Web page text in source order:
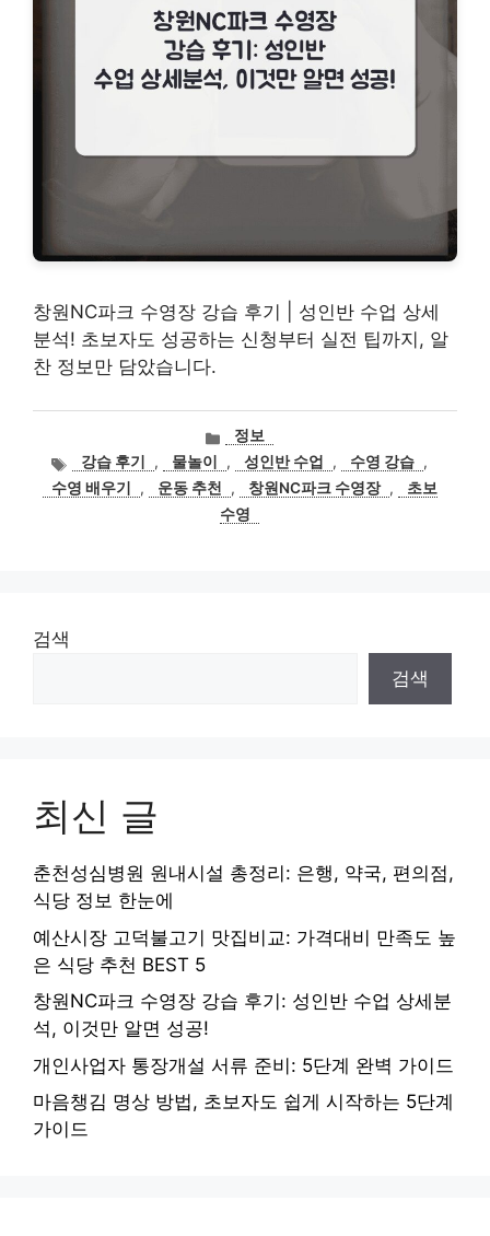
창원NC파크 수영장 강습 후기 | 성인반 수업 상세
분석! 초보자도 성공하는 신청부터 실전 팁까지, 알
찬 정보만 담았습니다.
카
고
리
정보
태
그
강습 후기 , 물놀이 , 성인반 수업 , 수영 강습 ,
수영 배우기
, 운동 추천 , 창원NC파크 수영장 ,
초보
수영
검색
검색
최신 글
춘천성심병원 원내시설 총정리: 은행, 약국, 편의점,
식당 정보 한눈에
예산시장 고덕불고기 맛집비교: 가격대비 만족도 높
은 식당 추천 BEST 5
창원NC파크 수영장 강습 후기: 성인반 수업 상세분
석, 이것만 알면 성공!
개인사업자 통장개설 서류 준비: 5단계 완벽 가이드
마음챙김 명상 방법, 초보자도 쉽게 시작하는 5단계
가이드